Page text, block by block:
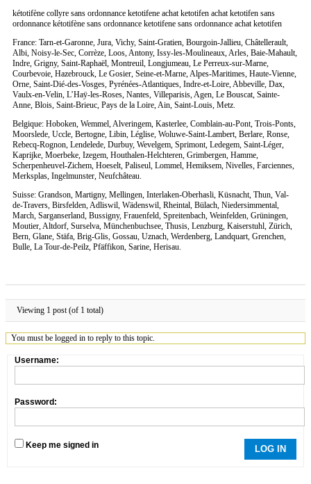
kétotifène collyre sans ordonnance ketotifene achat ketotifen achat ketotifen sans
ordonnance kétotifène sans ordonnance ketotifene sans ordonnance achat ketotifen
France: Tarn-et-Garonne, Jura, Vichy, Saint-Gratien, Bourgoin-Jallieu, Châtellerault,
Albi, Noisy-le-Sec, Corrèze, Loos, Antony, Issy-les-Moulineaux, Arles, Baie-Mahault,
Indre, Grigny, Saint-Raphaël, Montreuil, Longjumeau, Le Perreux-sur-Marne,
Courbevoie, Hazebrouck, Le Gosier, Seine-et-Marne, Alpes-Maritimes, Haute-Vienne,
Orne, Saint-Dié-des-Vosges, Pyrénées-Atlantiques, Indre-et-Loire, Abbeville, Dax,
Vaulx-en-Velin, L’Haÿ-les-Roses, Nantes, Villeparisis, Agen, Le Bouscat, Sainte-
Anne, Blois, Saint-Brieuc, Pays de la Loire, Ain, Saint-Louis, Metz.
Belgique: Hoboken, Wemmel, Alveringem, Kasterlee, Comblain-au-Pont, Trois-Ponts,
Moorslede, Uccle, Bertogne, Libin, Léglise, Woluwe-Saint-Lambert, Berlare, Ronse,
Rebecq-Rognon, Lendelede, Durbuy, Wevelgem, Sprimont, Ledegem, Saint-Léger,
Kaprijke, Moerbeke, Izegem, Houthalen-Helchteren, Grimbergen, Hamme,
Scherpenheuvel-Zichem, Hoeselt, Paliseul, Lommel, Hemiksem, Nivelles, Farciennes,
Merksplas, Ingelmunster, Neufchâteau.
Suisse: Grandson, Martigny, Mellingen, Interlaken-Oberhasli, Küsnacht, Thun, Val-
de-Travers, Birsfelden, Adliswil, Wädenswil, Rheintal, Bülach, Niedersimmental,
March, Sarganserland, Bussigny, Frauenfeld, Spreitenbach, Weinfelden, Grüningen,
Moutier, Altdorf, Surselva, Münchenbuchsee, Thusis, Lenzburg, Kaiserstuhl, Zürich,
Bern, Glane, Stäfa, Brig-Glis, Gossau, Uznach, Werdenberg, Landquart, Grenchen,
Bulle, La Tour-de-Peilz, Pfäffikon, Sarine, Herisau.
Viewing 1 post (of 1 total)
You must be logged in to reply to this topic.
Username:
Password:
Keep me signed in LOG IN